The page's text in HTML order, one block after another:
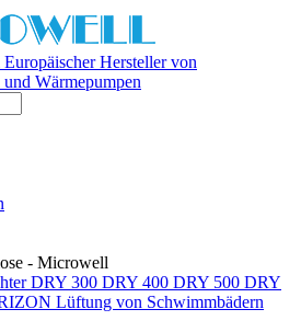
Europäischer Hersteller von
Wärmepumpen
DRY 300 DRY 400 DRY 500 DRY
Lüftung von Schwimmbädern